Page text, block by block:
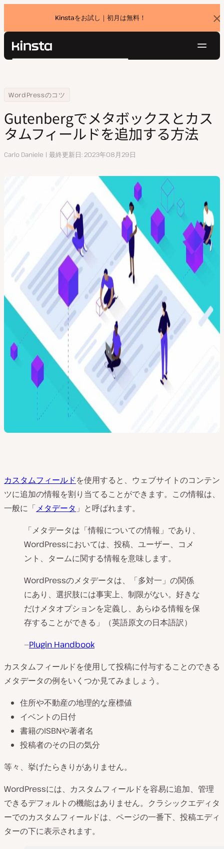
Kinstaをお試し｜初月は無料！
バ
ナ
Kinsta®
ョ
価格設定
お問い合わせ
検
Home
リソースセンター
WordPressのコツ
Gutenbergでメタボックスとカスタムフィールドを追加する方法
Gutenbergでメタボックスとカス
タムフィールドを追加する方法
執
Carlo Daniele 最終更新日 2023年08月29日
カスタムフィールドを使用すると、ウェブサイトのコンテン
ツに追加の情報を割り当てることができます。この情報は、
一般に「メタデータ 」と呼ばれます。
「メタデータは「情報についての情報」であり、
WordPressにおいては、投稿、ユーザー、コメ
ント、タームに関する情報を意味します。
WordPressのメタデータは、「多対一」の関係
にあり、選択肢には事実上、制限がない。好きな
だけメタオプションを定義し、あらゆる情報を保
存することができる」（英語原文の日本語訳）
—Plugin Handbook
カスタムフィールドを使用して投稿に付与することのできる
メタデータの例をいくつか見てみましょう。
住所や不動産の地理的な座標値
イベントの日付
書籍のISBNや著者名
投稿者のその日の気分
等々、挙げたらきりがありません。
WordPressには、カスタムフィールドを容易に追加、管理
できるデフォルトの機能はありません。クラシックエディタ
ーでのカスタムフィールドは、ページの一番下、投稿エディ
ターの下に表示されます。